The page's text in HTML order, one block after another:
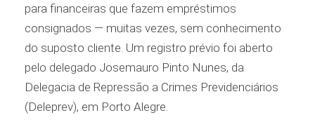
para financeiras que fazem empréstimos
consignados — muitas vezes, sem conhecimento
do suposto cliente. Um registro prévio foi aberto
pelo delegado Josemauro Pinto Nunes, da
Delegacia de Repressão a Crimes Previdenciários
(Deleprev), em Porto Alegre.